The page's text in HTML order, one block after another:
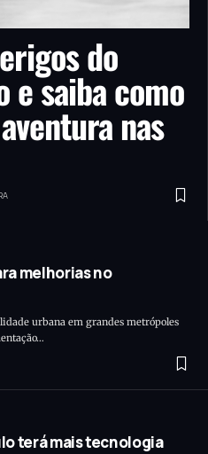
do
e saiba como
nas
melhorias no
urbana em grandes metrópoles
terá mais tecnologia